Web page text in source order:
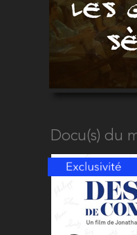
Docu(s) du